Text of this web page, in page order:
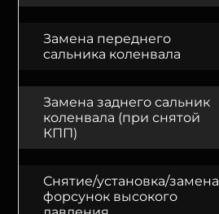
Замена переднего
сальника коленвала
Замена заднего сальник
коленвала (при снятой
КПП)
Снятие/установка/замена
форсунок высокого